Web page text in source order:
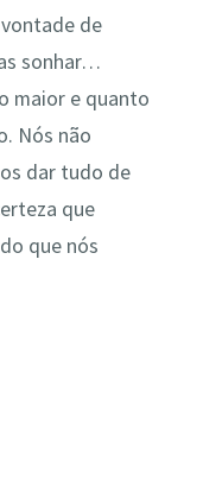
de
sonhar…
maior e quanto
Nós não
dar tudo de
que
que nós